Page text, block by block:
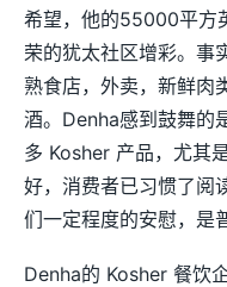
希望，他的55000平方
荣的犹太社区增彩。事
熟食店，外卖，新鲜肉
酒。Denha感到鼓舞的
多 Kosher 产品，尤其
好，消费者已习惯了阅
们一定程度的安慰，是
Denha的 Kosher 餐饮